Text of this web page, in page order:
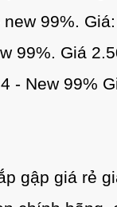
99%.
99%. Giá
- New 99%
gập giá rẻ